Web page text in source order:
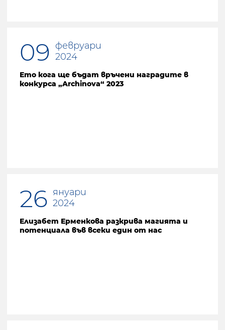
09 февруари
2024
Ето кога ще бъдат връчени наградите в
конкурса „Archinova“ 2023
26 януари
2024
Елизабет Ерменкова разкрива магията и
потенциала във всеки един от нас